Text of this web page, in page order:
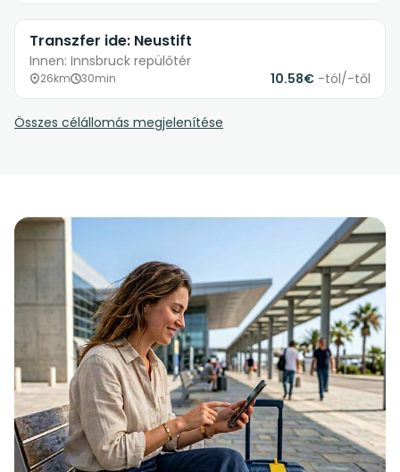
Transzfer ide: Neustift
Innen: Innsbruck repülőtér
26km 30min 10.58€ -tól/-től
Összes célállomás megjelenítése